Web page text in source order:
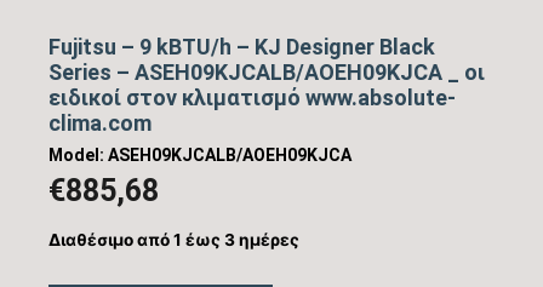
Fujitsu – 9 kBTU/h – KJ Designer Black
Series – ASEH09KJCALB/AOEH09KJCA _ οι
ειδικοί στον κλιματισμό www.absolute-
clima.com
Model: ASEH09KJCALB/AOEH09KJCA
€885,68
Διαθέσιμο από 1 έως 3 ημέρες